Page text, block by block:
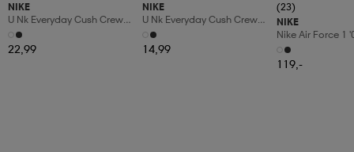
NIKE
U Nk Everyday Cush Crew
6pr-Bd
22,99
NIKE
U Nk Everyday Cush Crew
3pr
14,99
(23)
NIKE
Nike Air Force 1
Shoes
119,-